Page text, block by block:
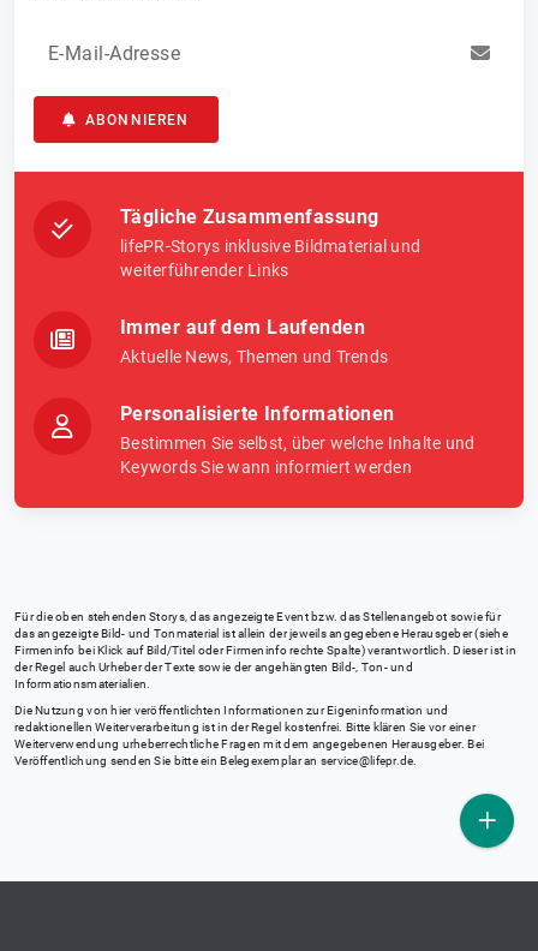
E-Mail-Adresse
ABONNIEREN
Tägliche Zusammenfassung
lifePR-Storys inklusive Bildmaterial und
weiterführender Links
Immer auf dem Laufenden
Aktuelle News, Themen und Trends
Personalisierte Informationen
Bestimmen Sie selbst, über welche Inhalte und
Keywords Sie wann informiert werden
Für die oben stehenden Storys, das angezeigte Event bzw. das Stellenangebot sowie für
das angezeigte Bild- und Tonmaterial ist allein der jeweils angegebene Herausgeber (siehe
Firmeninfo bei Klick auf Bild/Titel oder Firmeninfo rechte Spalte) verantwortlich. Dieser ist in
der Regel auch Urheber der Texte sowie der angehängten Bild-, Ton- und
Informationsmaterialien.
Die Nutzung von hier veröffentlichten Informationen zur Eigeninformation und
redaktionellen Weiterverarbeitung ist in der Regel kostenfrei. Bitte klären Sie vor einer
Weiterverwendung urheberrechtliche Fragen mit dem angegebenen Herausgeber. Bei
Veröffentlichung senden Sie bitte ein Belegexemplar an service@lifepr.de